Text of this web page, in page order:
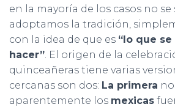
en la mayoría de los casos no
adoptamos la tradición,
con la idea de que es “lo que
hacer”. El origen de la
quinceañeras tiene varias
cercanas son dos: La primera
aparentemente los mexicas